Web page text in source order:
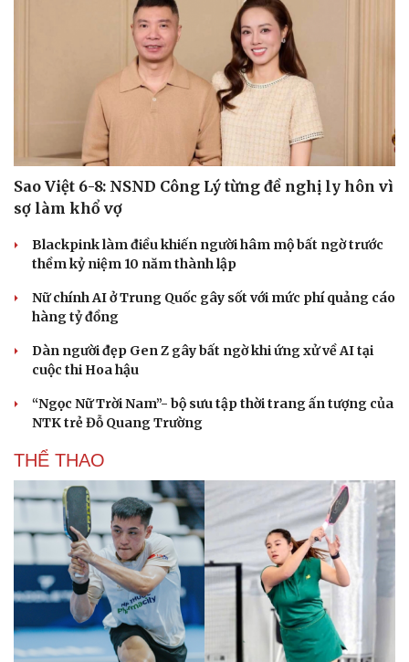
Sao Việt 6-8: NSND Công Lý từng đề nghị ly hôn vì
sợ làm khổ vợ
Blackpink làm điều khiến người hâm mộ bất ngờ trước
thềm kỷ niệm 10 năm thành lập
Nữ chính AI ở Trung Quốc gây sốt với mức phí quảng cáo
hàng tỷ đồng
Dàn người đẹp Gen Z gây bất ngờ khi ứng xử về AI tại
cuộc thi Hoa hậu
“Ngọc Nữ Trời Nam”- bộ sưu tập thời trang ấn tượng của
NTK trẻ Đỗ Quang Trường
THỂ THAO